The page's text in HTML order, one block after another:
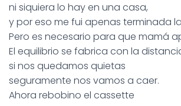
ni siquiera lo hay en una casa,
y por eso me fui apenas terminada
Pero es necesario para que mamá
El equilibrio se fabrica con la
si nos quedamos quietas
seguramente nos vamos a caer.
Ahora rebobino el cassette